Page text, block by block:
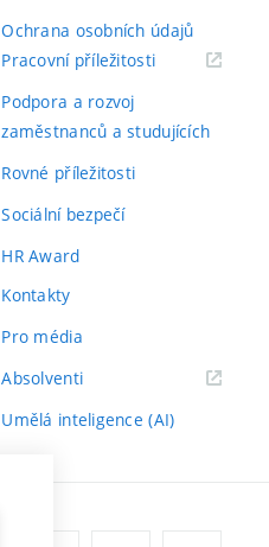
Ochrana osobních údajů
Pracovní příležitosti(externí
Podpora a rozvoj
zaměstnanců a studujících
Rovné příležitosti
Sociální bezpečí
HR Award
Kontakty
Pro média
Absolventi(externí
Umělá inteligence (AI)